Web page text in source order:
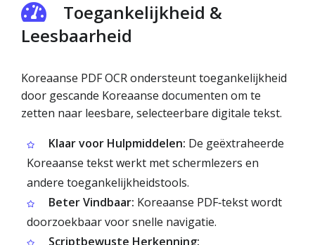
Toegankelijkheid &
Leesbaarheid
Koreaanse PDF OCR ondersteunt toegankelijkheid
door gescande Koreaanse documenten om te
zetten naar leesbare, selecteerbare digitale tekst.
Klaar voor Hulpmiddelen: De geëxtraheerde
Koreaanse tekst werkt met schermlezers en
andere toegankelijkheidstools.
Beter Vindbaar: Koreaanse PDF‑tekst wordt
doorzoekbaar voor snelle navigatie.
Scriptbewuste Herkenning: